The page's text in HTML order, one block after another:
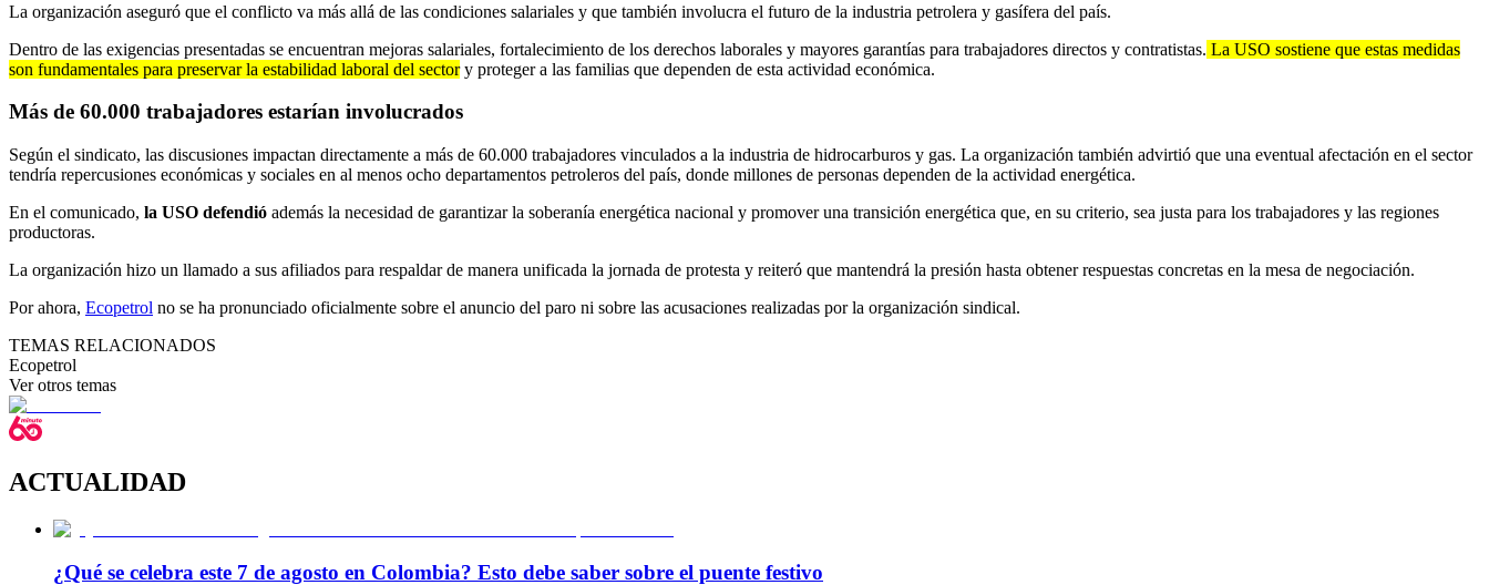
La organización aseguró que el conflicto va más allá de las condiciones salariales y que también involucra el futuro de la industria petrolera y gasífera del país.
Dentro de las exigencias presentadas se encuentran mejoras salariales, fortalecimiento de los derechos laborales y mayores garantías para trabajadores directos y contratistas. La USO sostiene que estas medidas
son fundamentales para preservar la estabilidad laboral del sectory proteger a las familias que dependen de esta actividad económica.
Más de 60.000 trabajadores estarían involucrados
Según el sindicato, las discusiones impactan directamente a más de 60.000 trabajadores vinculados a la industria de hidrocarburos y gas. La organización también advirtió que una eventual afectación en el sector
tendría repercusiones económicas y sociales en al menos ocho departamentos petroleros del país, donde millones de personas dependen de la actividad energética.
En el comunicado, la USO defendió además la necesidad de garantizar la soberanía energética nacional y promover una transición energética que, en su criterio, sea justa para los trabajadores y las regiones
productoras.
La organización hizo un llamado a sus afiliados para respaldar de manera unificada la jornada de protesta y reiteró que mantendrá la presión hasta obtener respuestas concretas en la mesa de negociación.
Por ahora, Ecopetrol no se ha pronunciado oficialmente sobre el anuncio del paro ni sobre las acusaciones realizadas por la organización sindical.
TEMAS RELACIONADOS
Ecopetrol
Ver otros temas
ACTUALIDAD
¿Qué se celebra este 7 de agosto en Colombia? Esto debe saber sobre el puente festivo